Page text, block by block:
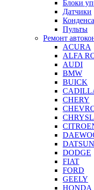
Блоки
Датчики
Пульты
Ремонт
ACURA
ALFA
AUDI
BMW
BUICK
CHERY
DATSUN
DODGE
FIAT
FORD
GEELY
HONDA